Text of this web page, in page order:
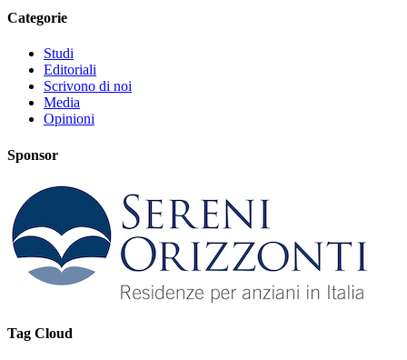
Categorie
Studi
Editoriali
Scrivono di noi
Media
Opinioni
Sponsor
Tag Cloud